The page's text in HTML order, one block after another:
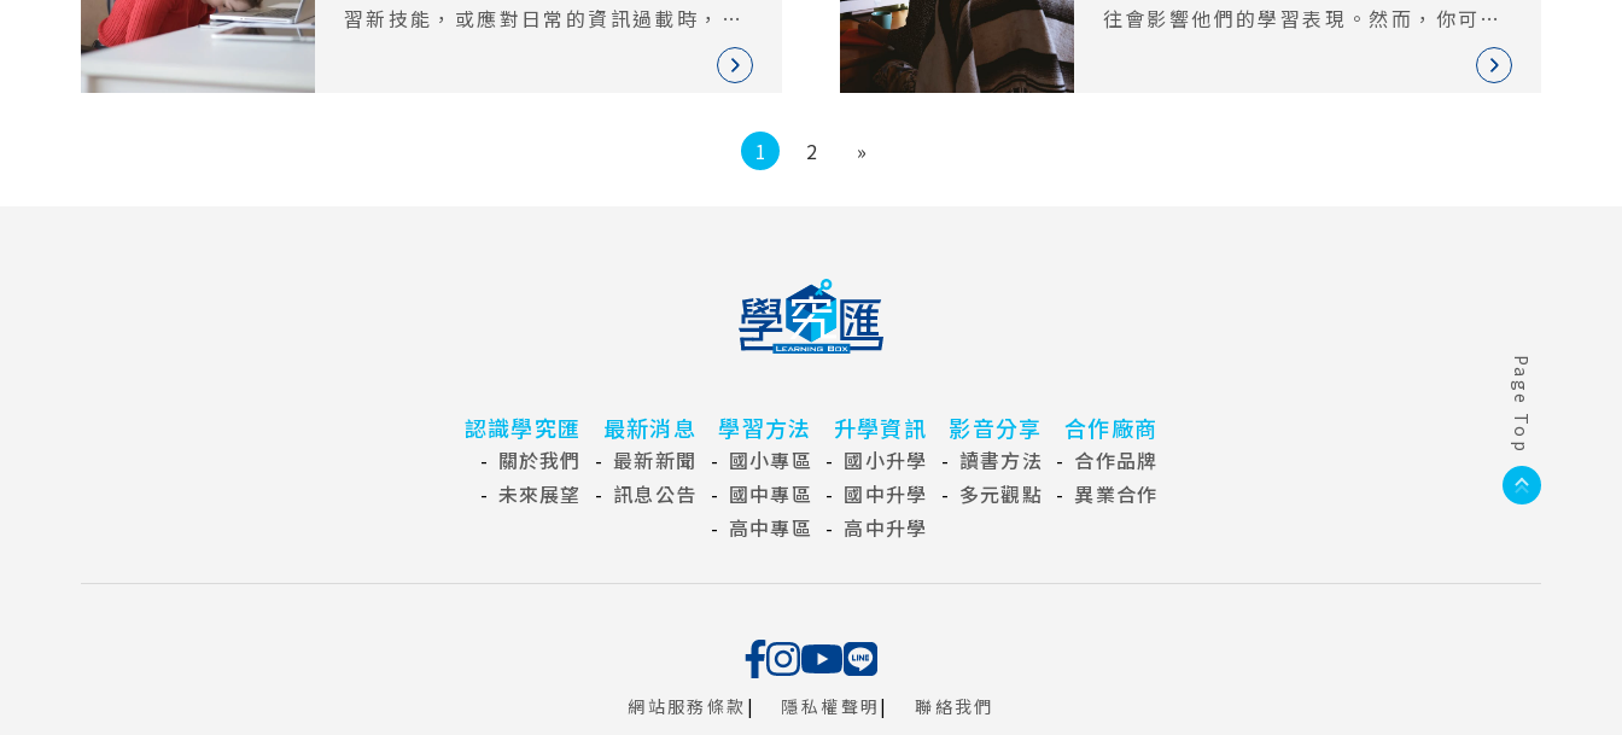
習新技能，或應對日常的資訊過載時，知
識焦慮便可能成為我們學習時伴隨的一種
現象。這種焦慮可能表現為對學習的恐
學習效率下降。在本文中，我們將探討知
往會影響他們的學習表現。然而，你可以
透過調整自己的心態來應對這些挑戰。本
文將為你提供一些實用的建議，幫助你在
1 2 »
Page Top
認識學究匯
關於我們
未來展望
最新消息
最新新聞
訊息公告
學習方法
國小專區
國中專區
高中專區
升學資訊
國小升學
國中升學
高中升學
影音分享
讀書方法
多元觀點
合作廠商
合作品牌
異業合作
網站服務條款 隱私權聲明 聯絡我們